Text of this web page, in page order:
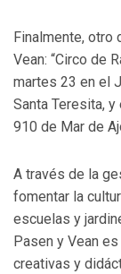
Finalmente,
Vean: “Circo de
martes 23 en el
Santa Teresita,
910 de Mar de
A través de la
fomentar la
escuelas y
Pasen y Vean
creativas y